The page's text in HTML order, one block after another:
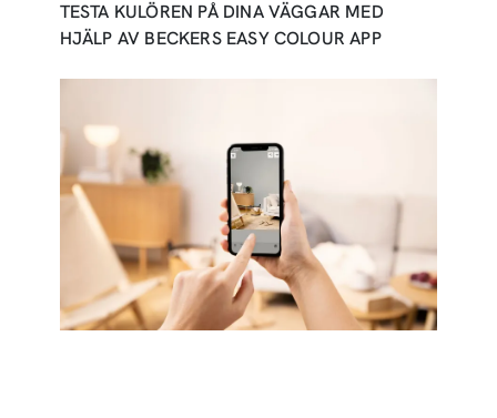
TESTA KULÖREN PÅ DINA VÄGGAR MED
HJÄLP AV BECKERS EASY COLOUR APP